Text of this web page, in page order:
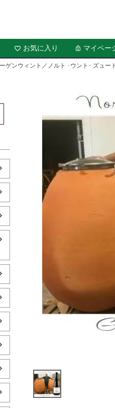
お気に入り マイペー
ゲンウィント／ノルト ･ウント･ ズュート